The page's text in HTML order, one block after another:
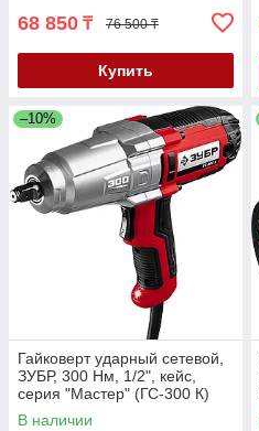
68 850 ₸ 76 500 ₸
Купить
–10%
Гайковерт ударный сетевой,
ЗУБР, 300 Нм, 1/2", кейс,
серия "Мастер" (ГС-300 К)
В наличии